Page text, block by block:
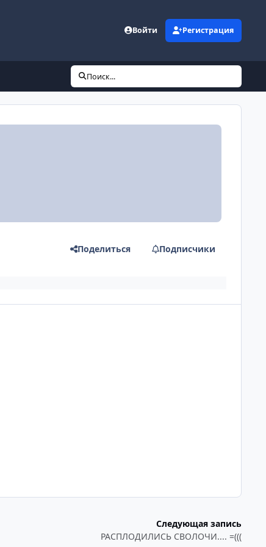
Войти Регистрация
Поиск...
Поделиться Подписчики
Следующая запись
РАСПЛОДИЛИСЬ СВОЛОЧИ.... =(((